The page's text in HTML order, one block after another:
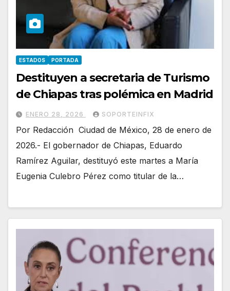
ESTADOS PORTADA
Destituyen a secretaria de Turismo
de Chiapas tras polémica en Madrid
ENERO 28, 2026 SOPORTEINFIX
Por Redacción Ciudad de México, 28 de enero de
2026.- El gobernador de Chiapas, Eduardo
Ramírez Aguilar, destituyó este martes a María
Eugenia Culebro Pérez como titular de la…